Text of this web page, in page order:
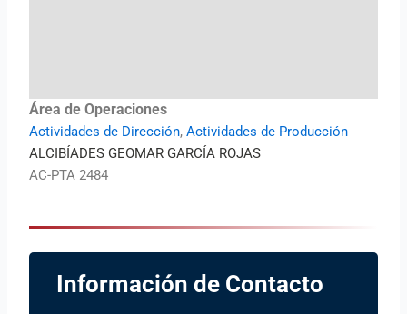
Área de Operaciones
Actividades de Dirección,Actividades de Producción
ALCIBÍADES GEOMAR GARCÍA ROJAS
AC-PTA 2484
Información de Contacto